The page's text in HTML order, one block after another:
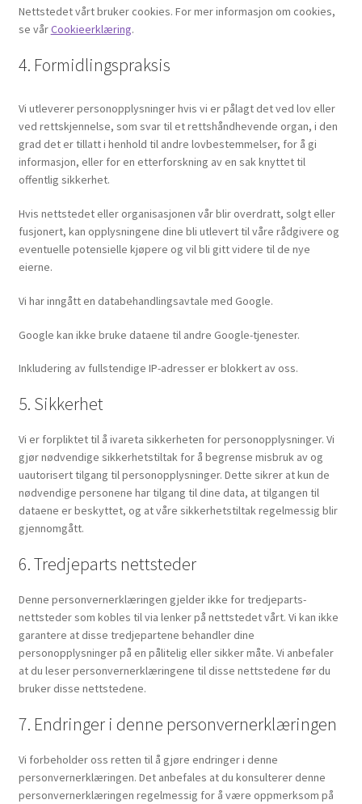
Nettstedet vårt bruker cookies. For mer informasjon om cookies,
se vårCookieerklæring.
4. Formidlingspraksis
Vi utleverer personopplysninger hvis vi er pålagt det ved lov eller
ved rettskjennelse, som svar til et rettshåndhevende organ, i den
grad det er tillatt i henhold til andre lovbestemmelser, for å gi
informasjon, eller for en etterforskning av en sak knyttet til
offentlig sikkerhet.
Hvis nettstedet eller organisasjonen vår blir overdratt, solgt eller
fusjonert, kan opplysningene dine bli utlevert til våre rådgivere og
eventuelle potensielle kjøpere og vil bli gitt videre til de nye
eierne.
Vi har inngått en databehandlingsavtale med Google.
Google kan ikke bruke dataene til andre Google-tjenester.
Inkludering av fullstendige IP-adresser er blokkert av oss.
5. Sikkerhet
Vi er forpliktet til å ivareta sikkerheten for personopplysninger. Vi
gjør nødvendige sikkerhetstiltak for å begrense misbruk av og
uautorisert tilgang til personopplysninger. Dette sikrer at kun de
nødvendige personene har tilgang til dine data, at tilgangen til
dataene er beskyttet, og at våre sikkerhetstiltak regelmessig blir
gjennomgått.
6. Tredjeparts nettsteder
Denne personvernerklæringen gjelder ikke for tredjeparts-
nettsteder som kobles til via lenker på nettstedet vårt. Vi kan ikke
garantere at disse tredjepartene behandler dine
personopplysninger på en pålitelig eller sikker måte. Vi anbefaler
at du leser personvernerklæringene til disse nettstedene før du
bruker disse nettstedene.
7. Endringer i denne personvernerklæringen
Vi forbeholder oss retten til å gjøre endringer i denne
personvernerklæringen. Det anbefales at du konsulterer denne
personvernerklæringen regelmessig for å være oppmerksom på